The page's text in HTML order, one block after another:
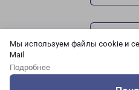
Мы используем файлы cookie и
Mail
Подробнее